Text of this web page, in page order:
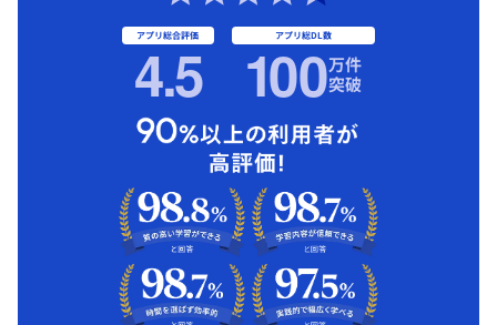
アプリ総合評価
4.5 アプリ総DL数
100万件
突破